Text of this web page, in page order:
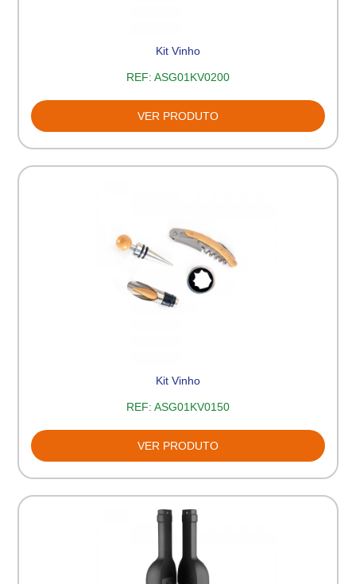
Kit Vinho
REF: ASG01KV0200
VER PRODUTO
Kit Vinho
REF: ASG01KV0150
VER PRODUTO